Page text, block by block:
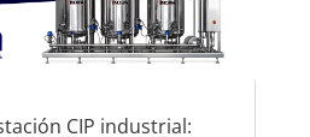
CIP industrial: